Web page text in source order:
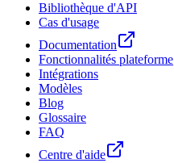
Bibliothèque d'API
Cas d'usage
Documentation
Fonctionnalités plateforme
Intégrations
Modèles
Blog
Glossaire
FAQ
Centre d'aide